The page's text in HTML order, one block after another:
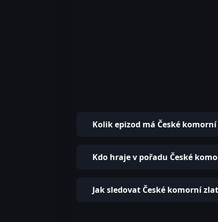
Kolik epizod má České
Kdo hraje v pořadu České
Jak sledovat České komorní